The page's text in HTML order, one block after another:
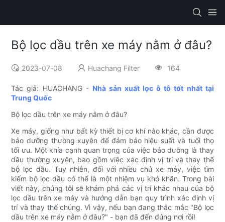
Bộ lọc dầu trên xe máy nằm ở đâu?
2023-07-08 Huachang Filter 164
Tác giả: HUACHANG - Nhà sản xuất lọc ô tô tốt nhất tại
Trung Quốc
Bộ lọc dầu trên xe máy nằm ở đâu?
Xe máy, giống như bất kỳ thiết bị cơ khí nào khác, cần được
bảo dưỡng thường xuyên để đảm bảo hiệu suất và tuổi thọ
tối ưu. Một khía cạnh quan trọng của việc bảo dưỡng là thay
dầu thường xuyên, bao gồm việc xác định vị trí và thay thế
bộ lọc dầu. Tuy nhiên, đối với nhiều chủ xe máy, việc tìm
kiếm bộ lọc dầu có thể là một nhiệm vụ khó khăn. Trong bài
viết này, chúng tôi sẽ khám phá các vị trí khác nhau của bộ
lọc dầu trên xe máy và hướng dẫn bạn quy trình xác định vị
trí và thay thế chúng. Vì vậy, nếu bạn đang thắc mắc "Bộ lọc
dầu trên xe máy nằm ở đâu?" - bạn đã đến đúng nơi rồi!